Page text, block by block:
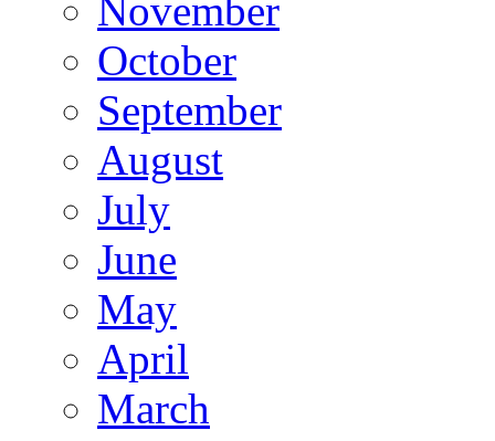
November
October
September
August
July
June
May
April
March